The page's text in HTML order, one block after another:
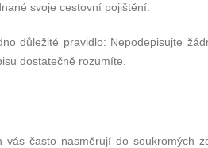
svoje cestovní pojištění.
důležité pravidlo: Nepodepisujte
dostatečně rozumíte.
vás často nasměrují do soukromých